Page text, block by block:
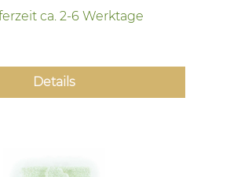
ca. 2-6 Werktage
Details